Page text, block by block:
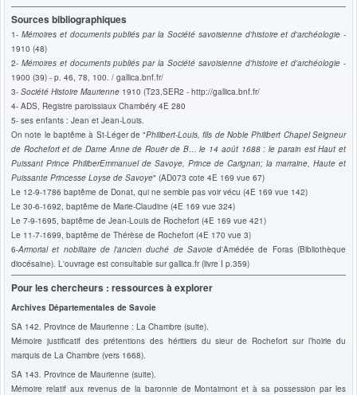
Sources bibliographiques
1- Mémoires et documents publiés par la Société savoisienne d'histoire et d'archéologie-
1910 (48)
2- Mémoires et documents publiés par la Société savoisienne d'histoire et d'archéologie -
1900 (39) - p. 46, 78, 100. / gallica.bnf.fr/
3- Société Histoire Maurienne 1910 (T23,SER2 - http://gallica.bnf.fr/
4- ADS, Registre paroissiaux Chambéry 4E 280
5- ses enfants : Jean et Jean-Louis.
On note le baptême à St-Léger de "Philibert-Louis, fils de Noble Philibert Chapel Seigneur
de Rochefort et de Dame Anne de Rouër de B… le 14 août 1688 : le parain est Haut et
Puissant Prince PhiliberEmmanuel de Savoye, Prince de Carignan; la marraine, Haute et
Puissante Princesse Loyse de Savoye" (AD073 cote 4E 169 vue 67)
Le 12-9-1786 baptême de Donat, qui ne semble pas voir vécu (4E 169 vue 142)
Le 30-6-1692, baptême de Marie-Claudine (4E 169 vue 324)
Le 7-9-1695, baptême de Jean-Louis de Rochefort (4E 169 vue 421)
Le 11-7-1699, baptême de Thérèse de Rochefort (4E 170 vue 3)
6-Armorial et nobiliaire de l'ancien duché de Savoied'Amédée de Foras (Bibliothèque
diocésaine). L'ouvrage est consultable sur gallica.fr (livre I p.359)
Pour les chercheurs : ressources à explorer
Archives Départementales de Savoie
SA 142. Province de Maurienne : La Chambre (suite).
Mémoire justificatif des prétentions des héritiers du sieur de Rochefort sur l’hoirie du
marquis de La Chambre (vers 1668).
SA 143. Province de Maurienne (suite).
Mémoire relatif aux revenus de la baronnie de Montaimont et à sa possession par les